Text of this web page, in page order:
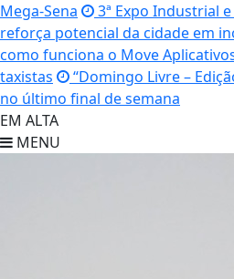
Mega-Sena
3ª Expo Industrial
reforça potencial da cidade em
como funciona o Move
taxistas
“Domingo Livre –
no último final de semana
EM ALTA
MENU